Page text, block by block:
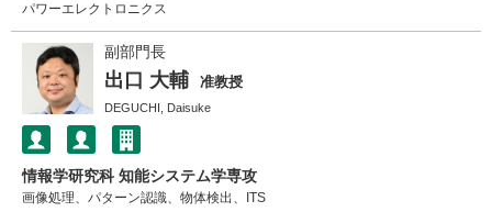
パワーエレクトロニクス
副部門長
出口 大輔 准教授
DEGUCHI, Daisuke
情報学研究科 知能システム学専攻
画像処理、パターン認識、物体検出、ITS